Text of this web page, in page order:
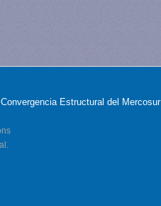
Estructural del Mercosur